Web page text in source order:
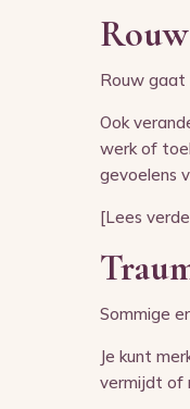
Rouw gaat
Ook
werk of
gevoelens
[Lees
Sommige
Je kunt
vermijdt of